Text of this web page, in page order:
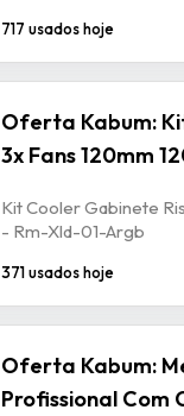
717 usados hoje
Oferta Kabum:
3x Fans 120mm
Kit Cooler Gabinete
- Rm-Xld-01-Argb
371 usados hoje
Oferta Kabum:
Profissional Com